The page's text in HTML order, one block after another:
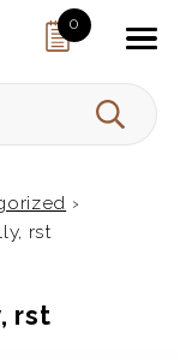
0
HAE
›
rst
rst